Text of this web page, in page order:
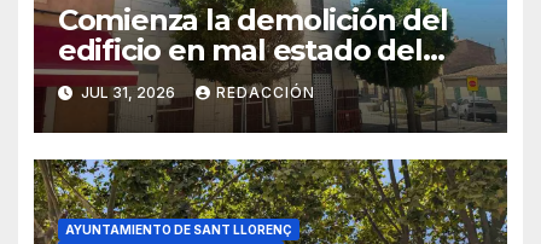
Comienza la demolición del
edificio en mal estado del
carrer Major de Son Carrió
JUL 31, 2026 REDACCIÓN
AYUNTAMIENTO DE SANT LLORENÇ